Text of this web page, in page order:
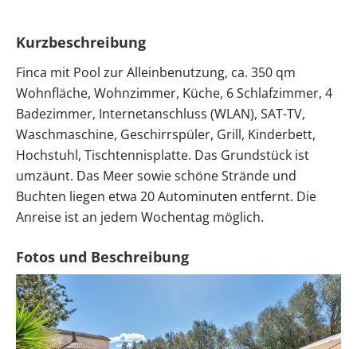
Kurzbeschreibung
Finca mit Pool zur Alleinbenutzung, ca. 350 qm
Wohnfläche, Wohnzimmer, Küche, 6 Schlafzimmer, 4
Badezimmer, Internetanschluss (WLAN), SAT-TV,
Waschmaschine, Geschirrspüler, Grill, Kinderbett,
Hochstuhl, Tischtennisplatte. Das Grundstück ist
umzäunt. Das Meer sowie schöne Strände und
Buchten liegen etwa 20 Autominuten entfernt. Die
Anreise ist an jedem Wochentag möglich.